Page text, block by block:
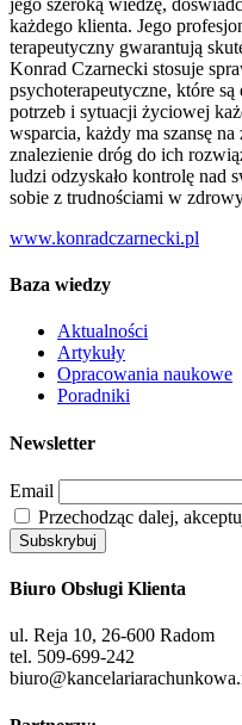
każdego klienta. Jego
terapeutyczny gwarantują
Konrad Czarnecki stosuje
psychoterapeutyczne, które
potrzeb i sytuacji życiowej
wsparcia, każdy ma szansę
znalezienie dróg do ich
ludzi odzyskało kontrolę nad
sobie z trudnościami w
www.konradczarnecki.pl
Baza wiedzy
Aktualności
Artykuły
Opracowania naukowe
Poradniki
Newsletter
Email
Przechodząc dalej,
Biuro Obsługi Klienta
ul. Reja 10, 26-600 Radom
tel. 509-699-242